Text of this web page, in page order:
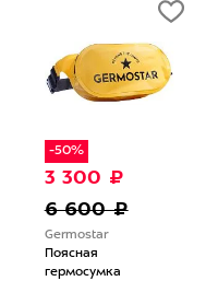
-50%
3 300 ₽
6 600 ₽
Germostar
Поясная
гермосумка